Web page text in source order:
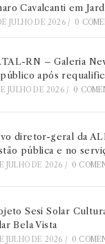
Cavalcanti em
JULHO DE 2026 / 0
RN – Galeria
após
JULHO DE 2026 / 0
diretor-geral da
pública e no
JULHO DE 2026 / 0
Sesi Solar
Bela Vista
JULHO DE 2026 / 0